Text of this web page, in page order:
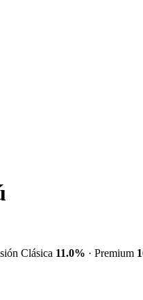
Clásica 11.0% · Premium